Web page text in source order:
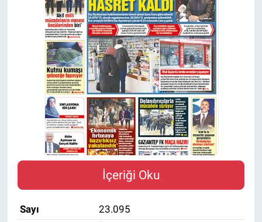
İçeriği Oku
Sayı
23.095